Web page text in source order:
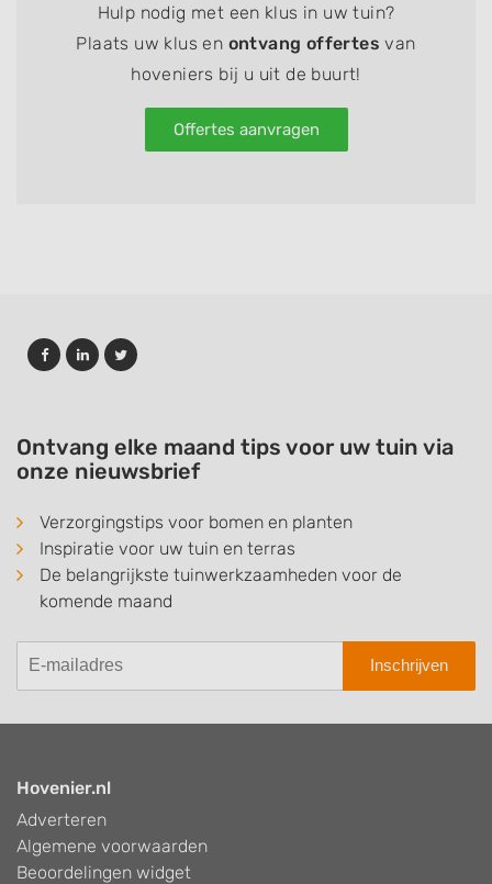
Hulp nodig met een klus in uw tuin?
Plaats uw klus en ontvang offertes van
hoveniers bij u uit de buurt!
Offertes aanvragen
Ontvang elke maand tips voor uw tuin via
onze nieuwsbrief
Verzorgingstips voor bomen en planten
Inspiratie voor uw tuin en terras
De belangrijkste tuinwerkzaamheden voor de
komende maand
Inschrijven
Hovenier.nl
Adverteren
Algemene voorwaarden
Beoordelingen widget